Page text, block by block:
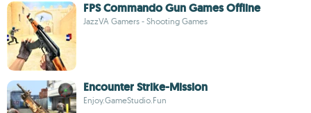
FPS Commando Gun Games Offline
JazzVA Gamers - Shooting Games
Encounter Strike-Mission
Enjoy.GameStudio.Fun